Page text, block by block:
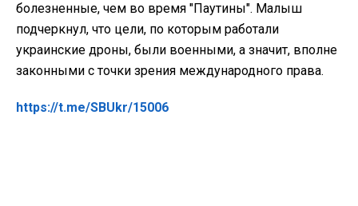
болезненные, чем во время "Паутины". Малыш
подчеркнул, что цели, по которым работали
украинские дроны, были военными, а значит, вполне
законными с точки зрения международного права.
https://t.me/SBUkr/15006